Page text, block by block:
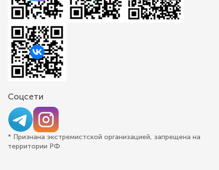
Соцсети
* Признана экстремистской организацией, запрещена на
территории РФ